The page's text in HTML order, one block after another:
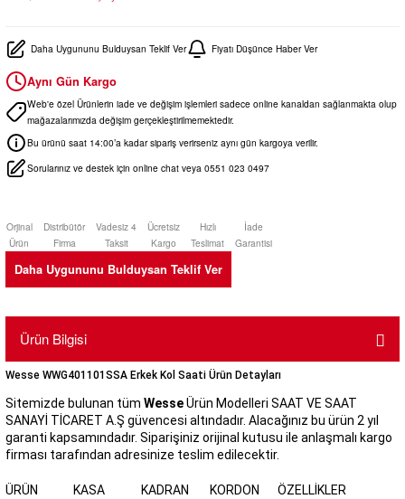
Daha Uygununu Bulduysan Teklif Ver Fiyatı Düşünce Haber Ver
Aynı Gün Kargo
Web'e özel Ürünlerin iade ve değişim işlemleri sadece online kanaldan sağlanmakta olup
mağazalarımızda değişim gerçekleştirilmemektedir.
Bu ürünü saat 14:00’a kadar sipariş verirseniz aynı gün kargoya verilir.
Sorularınız ve destek için online chat veya 0551 023 0497
Orjinal
Ürün
Distribütör
Firma
Vadesiz 4
Taksit
Ücretsiz
Kargo
Hızlı
Teslimat
İade
Garantisi
Daha Uygununu Bulduysan Teklif Ver
Ürün Bilgisi
Wesse WWG401101SSA Erkek Kol Saati Ürün Detayları
Sitemizde bulunan tüm WesseÜrün Modelleri SAAT VE SAAT
SANAYİ TİCARET A.Ş güvencesi altındadır. Alacağınız bu ürün 2 yıl
garanti kapsamındadır. Siparişiniz orijinal kutusu ile anlaşmalı kargo
firması tarafından adresinize teslim edilecektir.
ÜRÜN
KASA
KADRAN
KORDON
ÖZELLIKLER